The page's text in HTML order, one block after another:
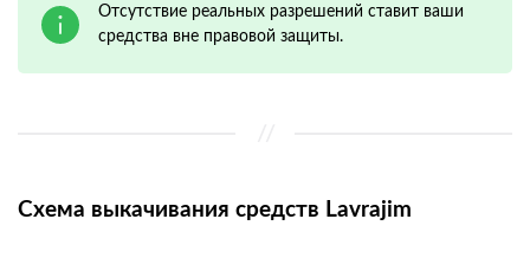
Отсутствие реальных разрешений ставит ваши
средства вне правовой защиты.
Схема выкачивания средств Lavrajim